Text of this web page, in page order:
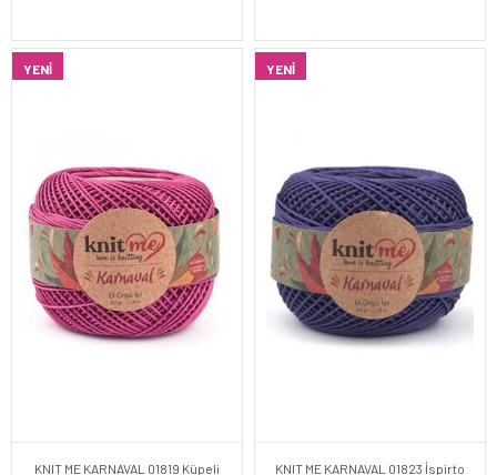
YENI
KNIT ME KARNAVAL 01819 Küpeli
YENI
KNIT ME KARNAVAL 01823 İspirto